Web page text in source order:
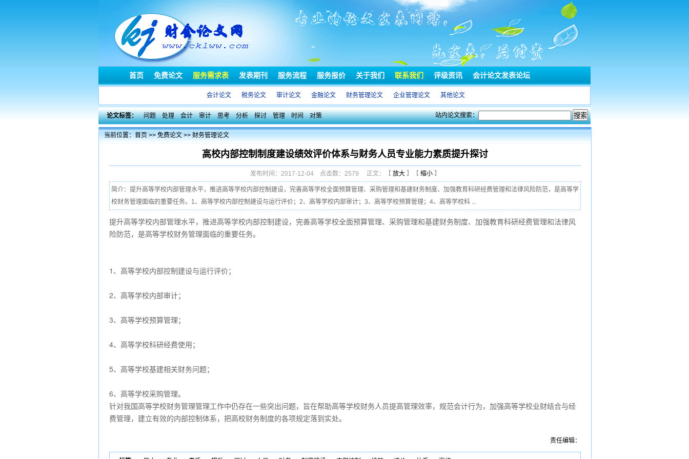
首页 免费论文 服务需求表 发表期刊 服务流程 服务报价 关于我们 联系我们 评级资讯 会计论文发表论坛
会计论文 税务论文 审计论文 金融论文 财务管理论文 企业管理论文 其他论文
论文标签： 问题 处理 会计 审计 思考 分析 探讨 管理 时间 对策 站内论文搜索：
当前位置：首页>>免费论文>>财务管理论文
高校内部控制制度建设绩效评价体系与财务人员专业能力素质提升探讨
发布时间：2017-12-04 点击数：2579 正文：【 放大】【 缩小】
简介：提升高等学校内部管理水平，推进高等学校内部控制建设，完善高等学校全面预算管理、采购管理和基建财务制度、加强教育科研经费管理和法律风险防范，是高等学
校财务管理面临的重要任务。1、高等学校内部控制建设与运行评价；2、高等学校内部审计；3、高等学校预算管理；4、高等学校科 ...
提升高等学校内部管理水平，推进高等学校内部控制建设，完善高等学校全面预算管理、采购管理和基建财务制度、加强教育科研经费管理和法律风
险防范，是高等学校财务管理面临的重要任务。
1、高等学校内部控制建设与运行评价；
2、高等学校内部审计；
3、高等学校预算管理；
4、高等学校科研经费使用；
5、高等学校基建相关财务问题；
6、高等学校采购管理。
针对我国高等学校财务管理管理工作中仍存在一些突出问题，旨在帮助高等学校财务人员提高管理效率，规范会计行为，加强高等学校业财结合与经
费管理，建立有效的内部控制体系，把高校财务制度的各项规定落到实处。
责任编辑：